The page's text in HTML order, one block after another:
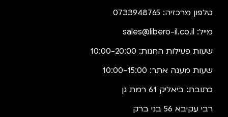
טלפון מרכזיה: 0733948765
מייל: sales@libero-il.co.il
שעות פעילות החנות: 10:00-20:00
שעות מענה אתר: 10:00-15:00
כתובת: ביאליק 61 רמת גן
רבי עקיבא 56 בני ברק